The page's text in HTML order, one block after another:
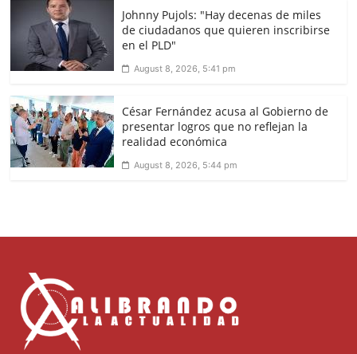
Johnny Pujols: "Hay decenas de miles
de ciudadanos que quieren inscribirse
en el PLD"
August 8, 2026, 5:41 pm
César Fernández acusa al Gobierno de
presentar logros que no reflejan la
realidad económica
August 8, 2026, 5:44 pm